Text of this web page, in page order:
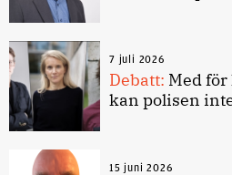
7 juli 2026
Debatt: Med
kan polisen
15 juni 2026